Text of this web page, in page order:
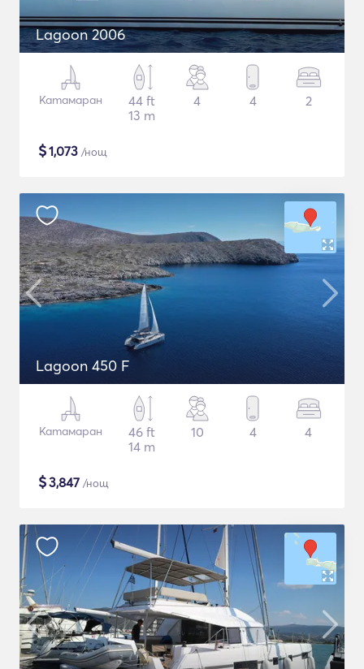
Lagoon 2006
Катамаран
44 ft
13 m
4 4 2
$1,073 /нощ
Lagoon 450 F
Катамаран
46 ft
14 m
10 4 4
$3,847 /нощ